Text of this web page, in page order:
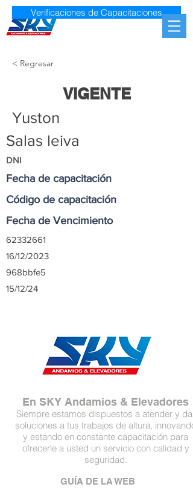
Verificaciones de Capacitaciones
< Regresar
VIGENTE
Yuston
Salas leiva
DNI
Fecha de capacitación
Código de capacitación
Fecha de Vencimiento
62332661
16/12/2023
968bbfe5
15/12/24
En SKY Andamios & Elevadores
Siempre estamos dispuestos a atender y dar
soluciones a tus trabajos de altura, innovando
y estando en constante capacitación para
ofrecerle a usted un servicio con calidad y
seguridad.
GUÍA DE LA WEB